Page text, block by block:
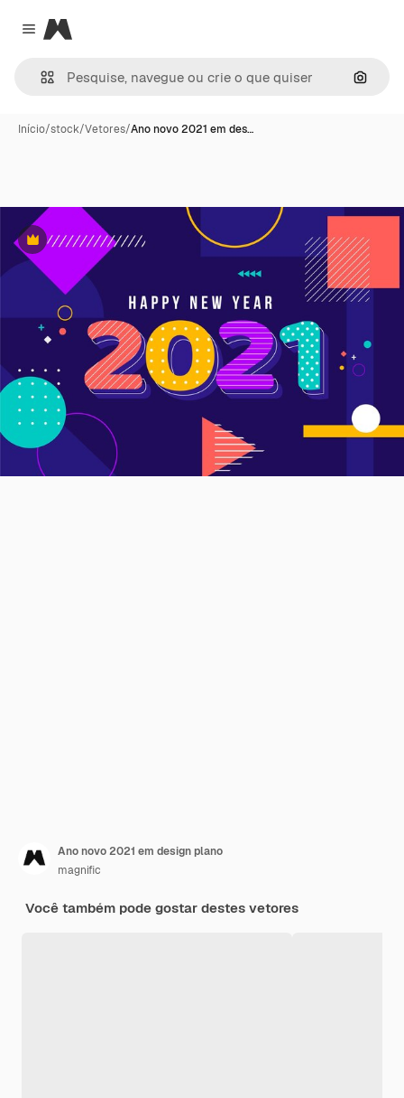
Close menu
Magnific
Início/stock/Vetores/Ano novo 2021 em des…
Premium
Ano novo 2021 em design plano
magnific
Você também pode gostar destes vetores